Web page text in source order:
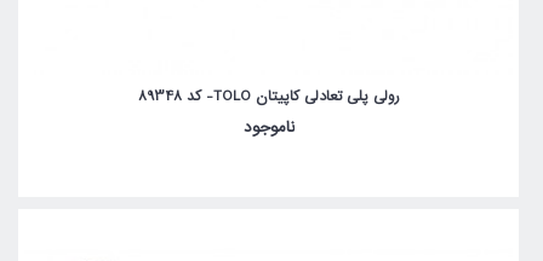
رولی پلی تعادلی کاپیتان TOLO- کد 89348
ناموجود